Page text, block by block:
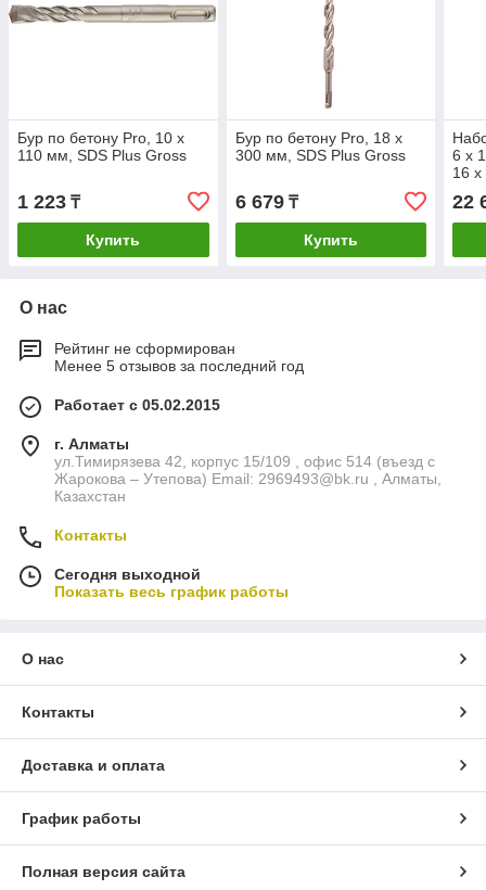
Бур по бетону Pro, 10 x
110 мм, SDS Plus Gross
1 223 ₸
Купить
Бур по бетону Pro, 18 х
300 мм, SDS Plus Gross
6 679₸
Купить
6 х
16
22
О нас
Рейтинг не сформирован
Менее 5 отзывов за последний год
Работает с 05.02.2015
г. Алматы
ул.Тимирязева 42, корпус 15/109 , офис 514 (въезд с
Жарокова – Утепова) Email: 2969493@bk.ru , Алматы,
Казахстан
Контакты
Сегодня выходной
Показать весь график работы
О нас
Контакты
Доставка и оплата
График работы
Полная версия сайта